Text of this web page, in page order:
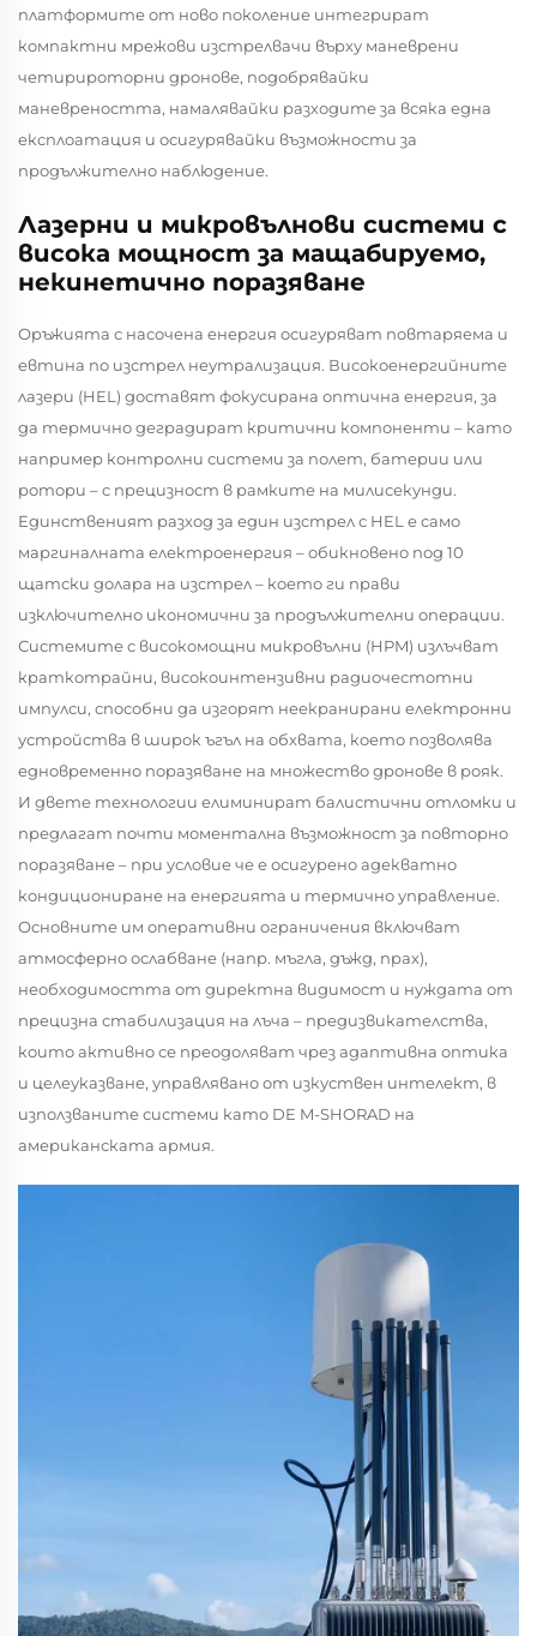
платформите от ново поколение интегрират
компактни мрежови изстрелвачи върху маневрени
четирироторни дронове, подобрявайки
маневреността, намалявайки разходите за всяка една
експлоатация и осигурявайки възможности за
продължително наблюдение.
Лазерни и микровълнови системи с
висока мощност за мащабируемо,
некинетично поразяване
Оръжията с насочена енергия осигуряват повтаряема и
евтина по изстрел неутрализация. Високоенергийните
лазери (HEL) доставят фокусирана оптична енергия, за
да термично деградират критични компоненти – като
например контролни системи за полет, батерии или
ротори – с прецизност в рамките на милисекунди.
Единственият разход за един изстрел с HEL е само
маргиналната електроенергия – обикновено под 10
щатски долара на изстрел – което ги прави
изключително икономични за продължителни операции.
Системите с високомощни микровълни (HPM) излъчват
краткотрайни, високоинтензивни радиочестотни
импулси, способни да изгорят неекранирани електронни
устройства в широк ъгъл на обхвата, което позволява
едновременно поразяване на множество дронове в рояк.
И двете технологии елиминират балистични отломки и
предлагат почти моментална възможност за повторно
поразяване – при условие че е осигурено адекватно
кондициониране на енергията и термично управление.
Основните им оперативни ограничения включват
атмосферно ослабване (напр. мъгла, дъжд, прах),
необходимостта от директна видимост и нуждата от
прецизна стабилизация на лъча – предизвикателства,
които активно се преодоляват чрез адаптивна оптика
и целеуказване, управлявано от изкуствен интелект, в
използваните системи като DE M-SHORAD на
американската армия.